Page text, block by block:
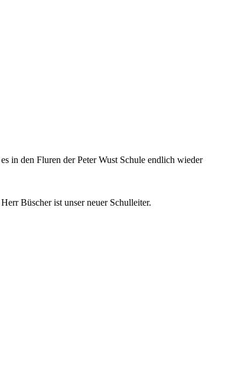
in den Fluren der Peter Wust Schule endlich wieder
Büscher ist unser neuer Schulleiter.